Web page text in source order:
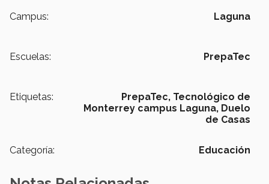
Campus: Laguna
Escuelas: PrepaTec
Etiquetas: PrepaTec, Tecnológico de
Monterrey campus Laguna, Duelo
de Casas
Categoría: Educación